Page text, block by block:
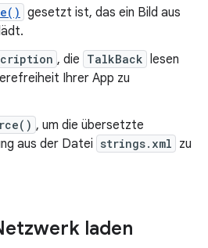
gesetzt ist, das ein Bild aus
, die TalkBack lesen
Ihrer App zu
, um die übersetzte
aus der Datei strings.xml zu
laden